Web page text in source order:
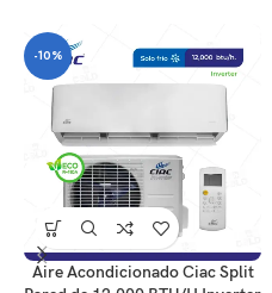
-10%
Aire Acondicionado Ciac Split